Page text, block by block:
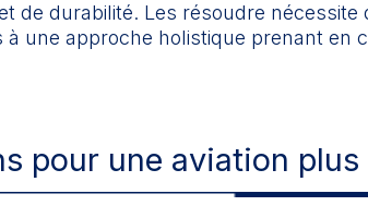
de durabilité. Les résoudre
à une approche holistique prenant en
pour une aviation